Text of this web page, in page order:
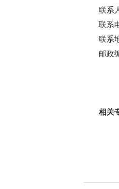
联系人
联系电
联系地
邮政编
中
相关专